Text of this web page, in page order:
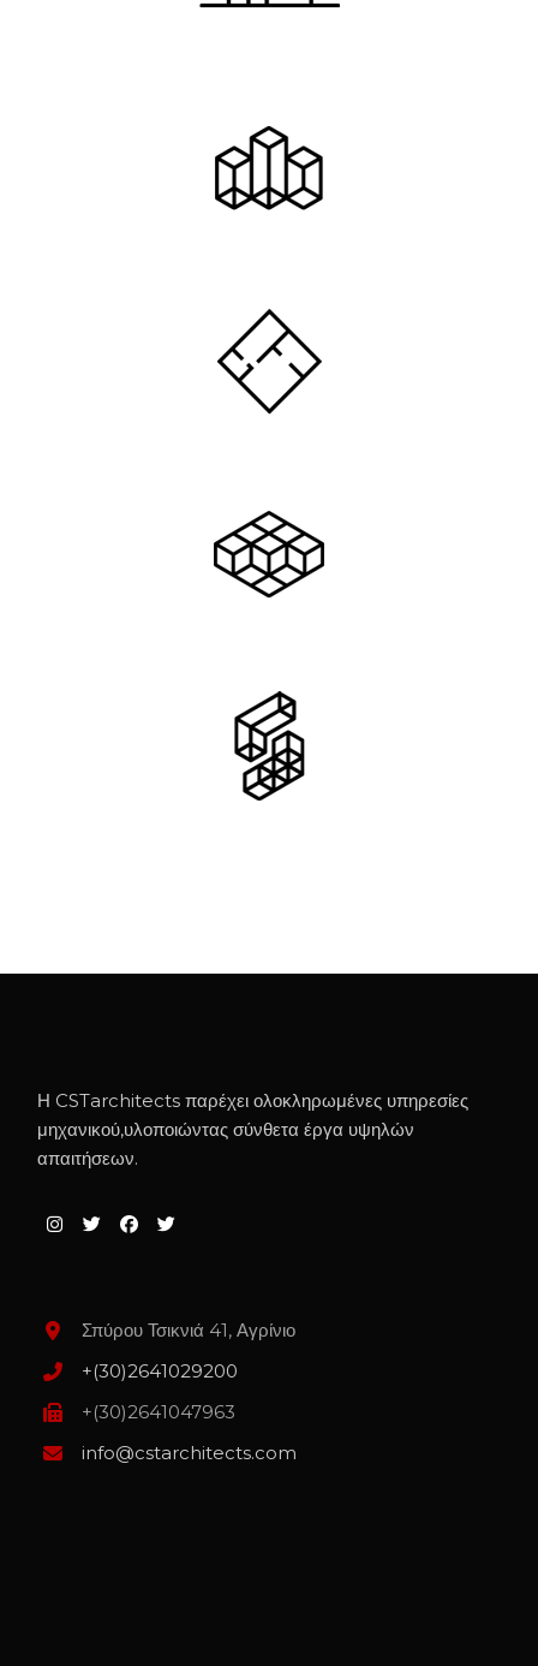
Η CSTarchitects παρέχει ολοκληρωμένες υπηρεσίες
μηχανικού,υλοποιώντας σύνθετα έργα υψηλών
απαιτήσεων.
Σπύρου Τσικνιά 41, Αγρίνιο
+(30)2641029200
+(30)2641047963
info@cstarchitects.com